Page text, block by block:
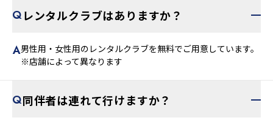
レンタルクラブはありますか？
男性用・女性用のレンタルクラブを無料でご用意しています。
※店舗によって異なります
同伴者は連れて行けますか？